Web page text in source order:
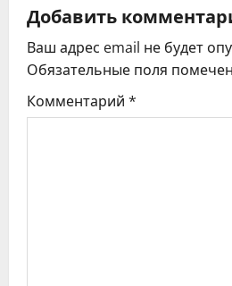
и
я
п
Добавить
Ваш адрес email не будет
Обязательные поля
Комментарий *